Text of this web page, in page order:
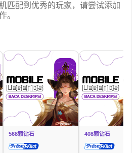
匹配到优秀的玩家，请尝试添加
。
568颗钻石 408颗钻石